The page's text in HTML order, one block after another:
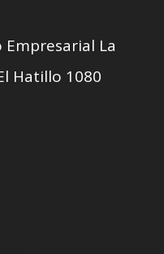
Empresarial La
Hatillo 1080